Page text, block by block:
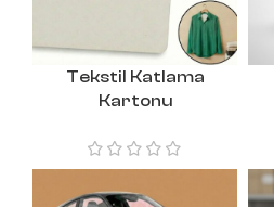
Tekstil Katlama
Kartonu